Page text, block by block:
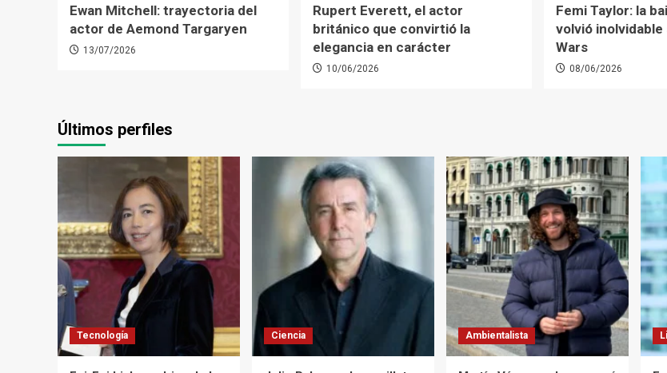
Ewan Mitchell: trayectoria del
actor de Aemond Targaryen
13/07/2026
Rupert Everett, el actor
británico que convirtió la
elegancia en carácter
10/06/2026
Femi Taylor: la
volvió inolvidable
Wars
08/06/2026
Últimos perfiles
Tecnología Ciencia Ambientalista